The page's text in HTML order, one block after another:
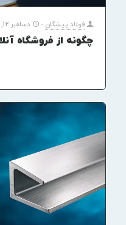
فولاد پیشگان - دسامبر 12, 2025
چگونه از فروشگاه